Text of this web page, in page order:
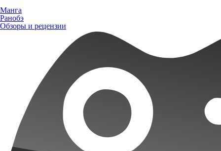
Манга
Ранобэ
Обзоры и рецензии